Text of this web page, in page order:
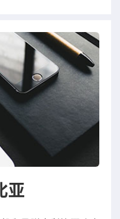
亚